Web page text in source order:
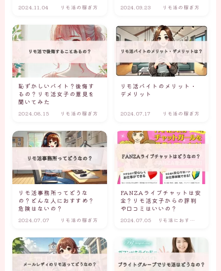
2024.11.04 リモ活の稼ぎ方 2024.09.23 リモ活の稼ぎ方
恥ずかしいバイト？後悔す
るの？リモ活女子の意見を
聞いてみた
2024.08.15 リモ活の稼ぎ方
リモ活バイトのメリット・
デメリット
2024.07.17 リモ活の稼ぎ方
リモ活事務所ってどうな
の？どんな人におすすめ？
危険はないの？
2024.07.07 リモ活の稼ぎ方
FANZAライブチャットは安
全？リモ活女子からの評判
や口コミはいいの？
2024.07.05
リモ活におすす
ト・アプリ